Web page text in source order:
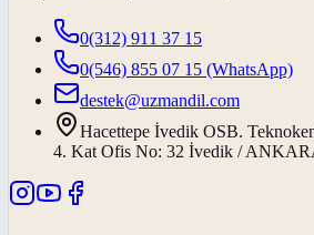
0(312) 911 37 15
0(546) 855 07 15 (WhatsApp)
destek@uzmandil.com
Hacettepe İvedik OSB.
4. Kat Ofis No: 32 İvedik /